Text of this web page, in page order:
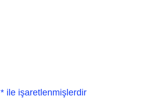
* ile işaretlenmişlerdir